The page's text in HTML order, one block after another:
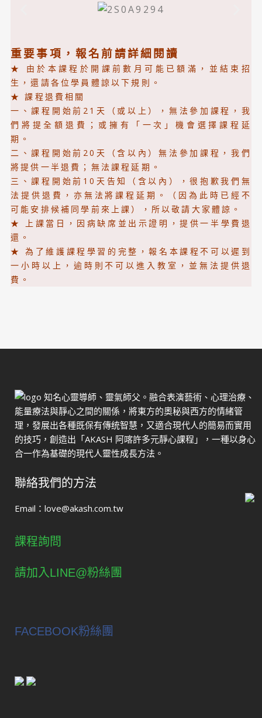
重要事項，報名前請詳細閱讀
★ 由於本課程於開課前數月可能已額滿，並結束招
生，還請各位學員體諒以下規則。
★ 課程退費相關
一、課程開始前21天（或以上），無法參加課程，我
們將提全額退費；或擁有「一次」機會選擇課程延
期。
二、課程開始前20天（含以內）無法參加課程，我們
將提供一半退費；無法課程延期。
三、課程開始前10天告知（含以內），很抱歉我們無
法提供退費，亦無法將課程延期。（因為此時已經不
可能安排候補同學前來上課），所以敬請大家體諒。
★ 上課當日，因病缺席並出示證明，提供一半學費退
還。
★ 為了維護課程學習的完整，報名本課程不可以遲到
一小時以上，逾時則不可以進入教室，並無法提供退
費。
知名心靈導師、靈氣師父。融合表演藝術、心理治療、
能量療法與靜心之間的關係，將東方的奧秘與西方的情緒管
理，發展出各種既保有傳统智慧，又適合現代人的簡易而實用
的技巧，創造出「AKASH 阿喀許多元靜心課程」，一種以身心
合一作為基礎的現代人靈性成長方法。
聯絡我們的方法
Email： love@akash.com.tw
課程詢問
請加入LINE@粉絲團
FACEBOOK粉絲團